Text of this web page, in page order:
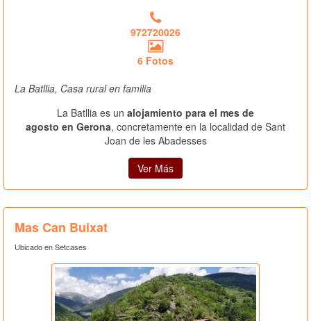
972720026
6 Fotos
La Batllia, Casa rural en familia
La Batllia es un alojamiento para el mes de
agosto en Gerona, concretamente en la localidad de Sant
Joan de les Abadesses
Ver Más
Mas Can Buixat
Ubicado en Setcases